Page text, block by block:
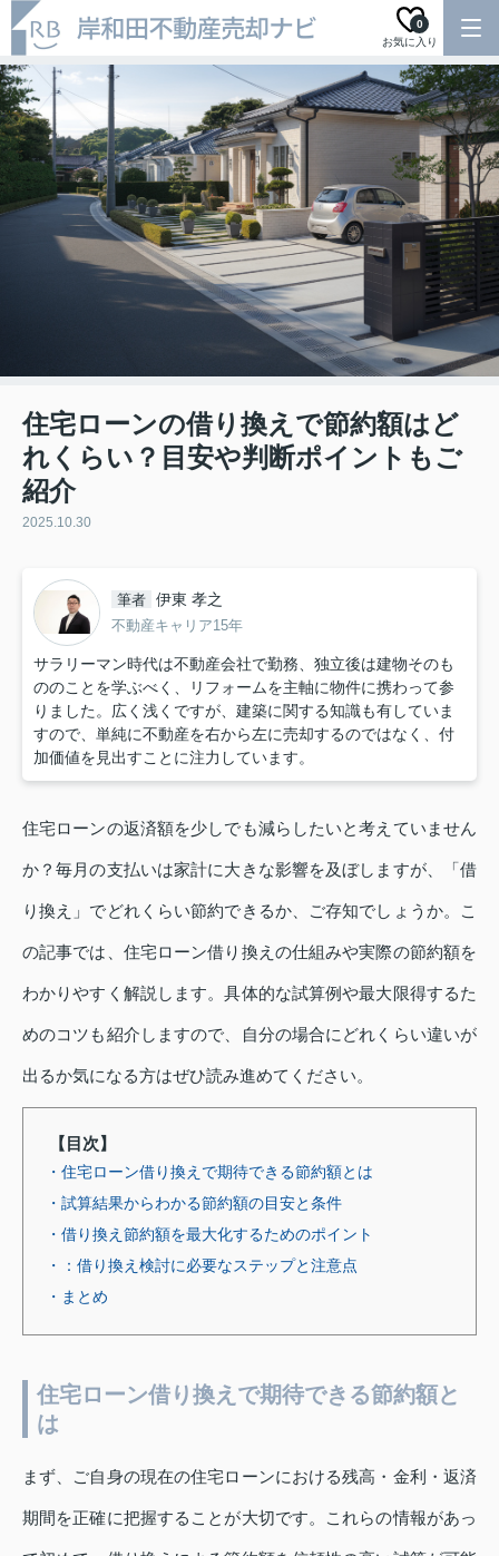
お気に入り
0
住宅ローンの借り換えで節約額はど
れくらい？目安や判断ポイントもご
紹介
2025.10.30
筆者 伊東 孝之
不動産キャリア15年
サラリーマン時代は不動産会社で勤務、独立後は建物そのも
ののことを学ぶべく、リフォームを主軸に物件に携わって参
りました。広く浅くですが、建築に関する知識も有していま
すので、単純に不動産を右から左に売却するのではなく、付
加価値を見出すことに注力しています。
住宅ローンの返済額を少しでも減らしたいと考えていません
か？毎月の支払いは家計に大きな影響を及ぼしますが、「借
り換え」でどれくらい節約できるか、ご存知でしょうか。こ
の記事では、住宅ローン借り換えの仕組みや実際の節約額を
わかりやすく解説します。具体的な試算例や最大限得するた
めのコツも紹介しますので、自分の場合にどれくらい違いが
出るか気になる方はぜひ読み進めてください。
【目次】
・住宅ローン借り換えで期待できる節約額とは
・試算結果からわかる節約額の目安と条件
・借り換え節約額を最大化するためのポイント
・：借り換え検討に必要なステップと注意点
・まとめ
住宅ローン借り換えで期待できる節約額と
は
まず、ご自身の現在の住宅ローンにおける残高・金利・返済
期間を正確に把握することが大切です。これらの情報があっ